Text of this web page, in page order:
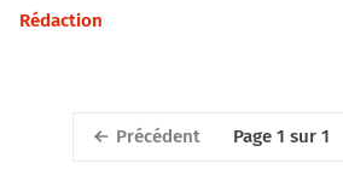
Rédaction
Précédent Page 1 sur 1